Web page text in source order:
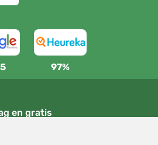
97%
en gratis
bestellingen boven 95 EUR